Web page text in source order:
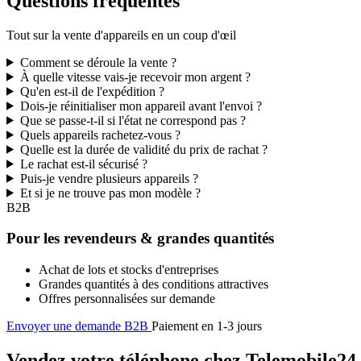
Tout sur la vente d'appareils en un coup d'œil
Comment se déroule la vente ?
À quelle vitesse vais-je recevoir mon argent ?
Qu'en est-il de l'expédition ?
Dois-je réinitialiser mon appareil avant l'envoi ?
Que se passe-t-il si l'état ne correspond pas ?
Quels appareils rachetez-vous ?
Quelle est la durée de validité du prix de rachat ?
Le rachat est-il sécurisé ?
Puis-je vendre plusieurs appareils ?
Et si je ne trouve pas mon modèle ?
B2B
Pour les revendeurs & grandes quantités
Achat de lots et stocks d'entreprises
Grandes quantités à des conditions attractives
Offres personnalisées sur demande
Envoyer une demande B2B Paiement en 1-3 jours